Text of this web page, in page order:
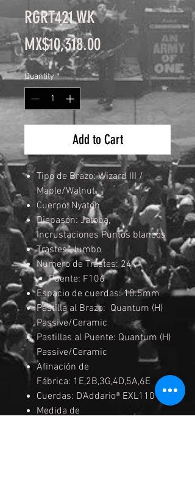
RGRT421 WK
MX$10,318.00Price
Quantity *
Add to Cart
Tipo de Brazo: Wizard III /
Maple/Walnut
Cuerpo: Nyatoh
Diapasón: Jatoba,
Incrustaciones Puntos blancos
Trastes: Jumbo
Numero de Trastes: 24
Puente: F106
Espacio de cuerdas: 10.5mm
Pastilla al Brazo: Quantum (H)
Passive/Ceramic
Pastillas al Puente: Quantum (H)
Passive/Ceramic
Afinación de
Fábrica: 1E,2B,3G,4D,5A,6E
Cuerdas: D'Addario® EXL110
Medida de